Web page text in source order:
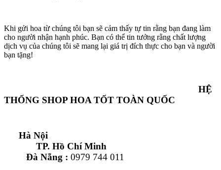
Khi gửi hoa từ chúng tôi bạn sẽ cảm thấy tự tin rằng bạn đang làm
cho người nhận hạnh phúc. Bạn có thể tin tưởng rằng chất lượng
dịch vụ của chúng tôi sẽ mang lại giá trị đích thực cho bạn và người
bạn tặng!
HỆ
THỐNG SHOP HOA TỐT TOÀN QUỐC
Hà Nội
TP. Hồ Chí Minh
Đà Nẵng : 0979 744 011